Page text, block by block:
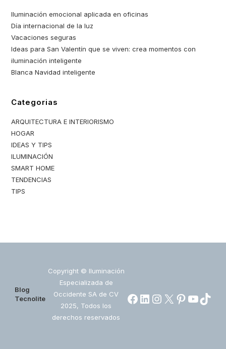
Iluminación emocional aplicada en oficinas
Día internacional de la luz
Vacaciones seguras
Ideas para San Valentín que se viven: crea momentos con
iluminación inteligente
Blanca Navidad inteligente
Categorias
ARQUITECTURA E INTERIORISMO
HOGAR
IDEAS Y TIPS
ILUMINACIÓN
SMART HOME
TENDENCIAS
TIPS
Blog
Tecnolite
Copyright © Iluminación
Especializada de
Occidente SA de CV
2025, Todos los
derechos reservados
Facebook
LinkedIn
Instagram
X https://https://https://